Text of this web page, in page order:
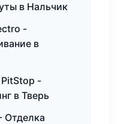
в Нальчик
-
в
-
в Тверь